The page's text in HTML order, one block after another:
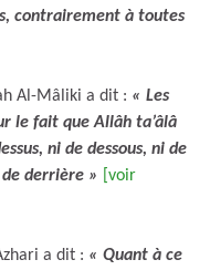
contrairement à toutes
Al-Mâliki a dit : « Les
le fait que Allâh ta’âlâ
ni de dessous, ni de
derrière » [voir
a dit : « Quant à ce